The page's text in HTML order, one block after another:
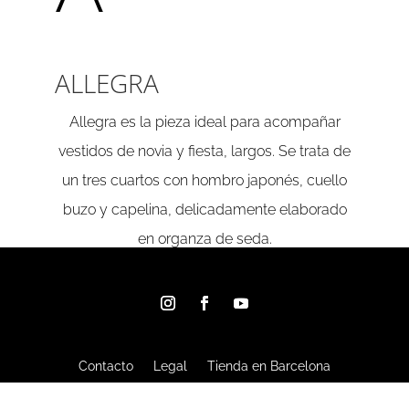
ALLEGRA
Allegra es la pieza ideal para acompañar
vestidos de novia y fiesta, largos. Se trata de
un tres cuartos con hombro japonés, cuello
buzo y capelina, delicadamente elaborado
en organza de seda.
Contacto Legal Tienda en Barcelona